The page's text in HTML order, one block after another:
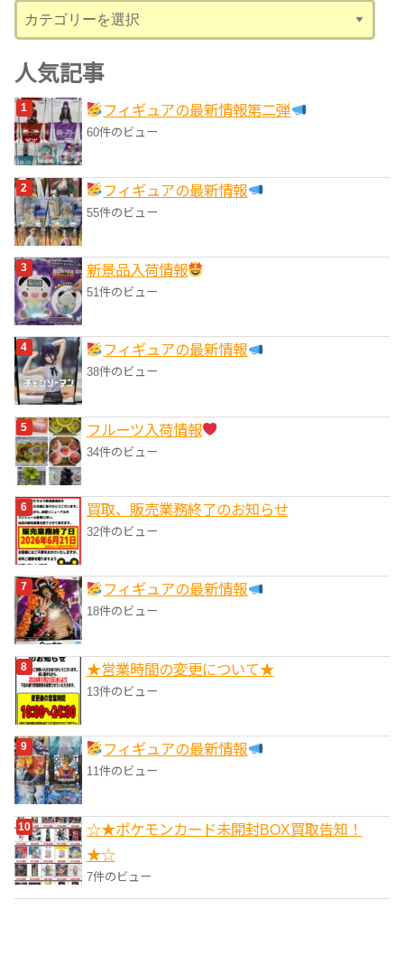
テ
ゴ
リ
ー
人気記事
フィギュアの最新情報第二弾
60件のビュー
フィギュアの最新情報
55件のビュー
‎新景品入荷情報
51件のビュー
フィギュアの最新情報
38件のビュー
フルーツ入荷情報
34件のビュー
買取、販売業務終了のお知らせ
32件のビュー
フィギュアの最新情報
18件のビュー
★営業時間の変更について★
13件のビュー
フィギュアの最新情報
11件のビュー
☆★ポケモンカード未開封BOX買取告知！
★☆
7件のビュー